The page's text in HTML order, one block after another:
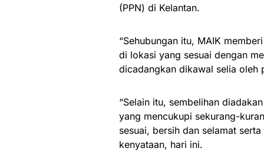
(PPN) di Kelantan.
“Sehubungan itu, MAIK
di lokasi yang sesuai dengan
dicadangkan dikawal selia oleh
“Selain itu, sembelihan
yang mencukupi sekurang-
sesuai, bersih dan selamat
kenyataan, hari ini.